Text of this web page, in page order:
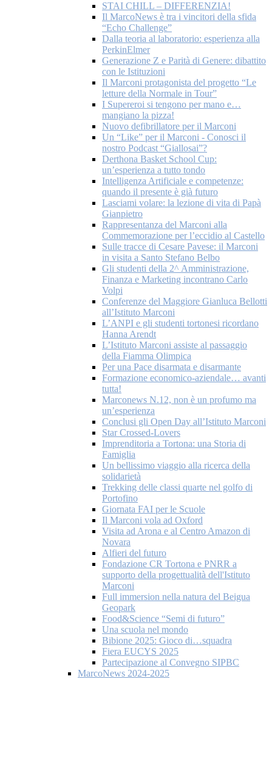
STAI CHILL – DIFFERENZIA!
Il MarcoNews è tra i vincitori della sfida
“Echo Challenge”
Dalla teoria al laboratorio: esperienza alla
PerkinElmer
Generazione Z e Parità di Genere: dibattito
con le Istituzioni
Il Marconi protagonista del progetto “Le
letture della Normale in Tour”
I Supereroi si tengono per mano e…
mangiano la pizza!
Nuovo defibrillatore per il Marconi
Un “Like” per il Marconi - Conosci il
nostro Podcast “Giallosai”?
Derthona Basket School Cup:
un’esperienza a tutto tondo
Intelligenza Artificiale e competenze:
quando il presente è già futuro
Lasciami volare: la lezione di vita di Papà
Gianpietro
Rappresentanza del Marconi alla
Commemorazione per l’eccidio al Castello
Sulle tracce di Cesare Pavese: il Marconi
in visita a Santo Stefano Belbo
Gli studenti della 2^ Amministrazione,
Finanza e Marketing incontrano Carlo
Volpi
Conferenze del Maggiore Gianluca Bellotti
all’Istituto Marconi
L’ANPI e gli studenti tortonesi ricordano
Hanna Arendt
L’Istituto Marconi assiste al passaggio
della Fiamma Olimpica
Per una Pace disarmata e disarmante
Formazione economico-aziendale… avanti
tutta!
Marconews N.12, non è un profumo ma
un’esperienza
Conclusi gli Open Day all’Istituto Marconi
Star Crossed-Lovers
Imprenditoria a Tortona: una Storia di
Famiglia
Un bellissimo viaggio alla ricerca della
solidarietà
Trekking delle classi quarte nel golfo di
Portofino
Giornata FAI per le Scuole
Il Marconi vola ad Oxford
Visita ad Arona e al Centro Amazon di
Novara
Alfieri del futuro
Fondazione CR Tortona e PNRR a
supporto della progettualità dell'Istituto
Marconi
Full immersion nella natura del Beigua
Geopark
Food&Science “Semi di futuro”
Una scuola nel mondo
Bibione 2025: Gioco di…squadra
Fiera EUCYS 2025
Partecipazione al Convegno SIPBC
MarcoNews 2024-2025